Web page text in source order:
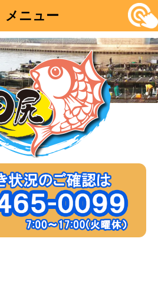
メニュー